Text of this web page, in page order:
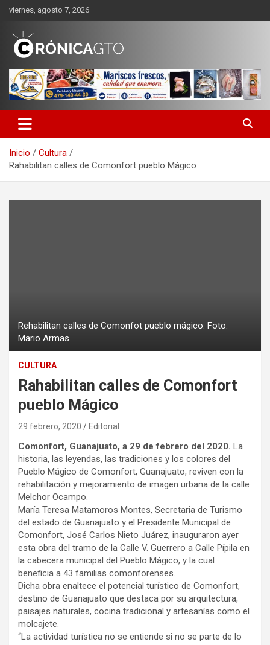
Saltar
contenido
viernes, agosto 7, 2026
CRONICA GUANAJUATO
Inicio
Cultura
Rahabilitan calles de Comonfort pueblo Mágico
Rehabilitan calles de Comonfot pueblo mágico. Foto:
Mario Armas
CULTURA
Rahabilitan calles de Comonfort
pueblo Mágico
29 febrero, 2020 Editorial
Comonfort, Guanajuato, a 29 de febrero del 2020. La
historia, las leyendas, las tradiciones y los colores del
Pueblo Mágico de Comonfort, Guanajuato, reviven con la
rehabilitación y mejoramiento de imagen urbana de la calle
Melchor Ocampo.
María Teresa Matamoros Montes, Secretaria de Turismo
del estado de Guanajuato y el Presidente Municipal de
Comonfort, José Carlos Nieto Juárez, inauguraron ayer
esta obra del tramo de la Calle V. Guerrero a Calle Pípila en
la cabecera municipal del Pueblo Mágico, y la cual
beneficia a 43 familias comonforenses.
Dicha obra enaltece el potencial turístico de Comonfort,
destino de Guanajuato que destaca por su arquitectura,
paisajes naturales, cocina tradicional y artesanías como el
molcajete.
“La actividad turística no se entiende si no se parte de lo